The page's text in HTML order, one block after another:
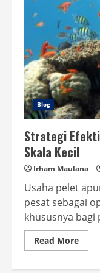
Blog
Strategi
Skala Kecil
Irham Maulana
Usaha pelet
pesat sebagai
khususnya bagi
Read MoreRead
more